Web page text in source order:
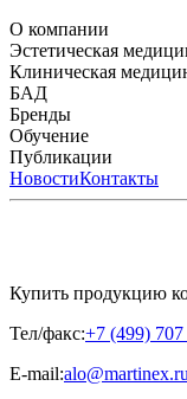
О компании
История компании
центрПатенты
Мезотерапии
Эстетическая
Биорепарация
пилинги
Клиническая
HYALREPAIR®
DENTAL
FILLER INTIMO
БАД
CYTOHYALEX
Бренды
APRILINE®
International
ДЕНТАЛ
Обучение
Расписание
обучения
Публикации
ЖУРНАЛ LES
«ИНЪЕКЦИОННАЯ
НовостиКонтакты
Купить продукцию
Тел/факс:+7 (499)
E-mail:alo@martinex.ru